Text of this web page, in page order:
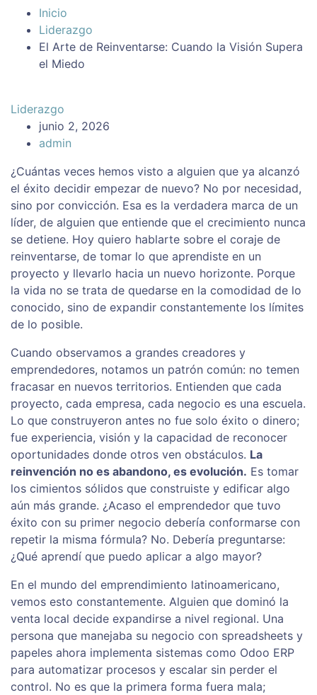
Inicio
Liderazgo
El Arte de Reinventarse: Cuando la Visión Supera
el Miedo
Liderazgo
junio 2, 2026
admin
¿Cuántas veces hemos visto a alguien que ya alcanzó
el éxito decidir empezar de nuevo? No por necesidad,
sino por convicción. Esa es la verdadera marca de un
líder, de alguien que entiende que el crecimiento nunca
se detiene. Hoy quiero hablarte sobre el coraje de
reinventarse, de tomar lo que aprendiste en un
proyecto y llevarlo hacia un nuevo horizonte. Porque
la vida no se trata de quedarse en la comodidad de lo
conocido, sino de expandir constantemente los límites
de lo posible.
Cuando observamos a grandes creadores y
emprendedores, notamos un patrón común: no temen
fracasar en nuevos territorios. Entienden que cada
proyecto, cada empresa, cada negocio es una escuela.
Lo que construyeron antes no fue solo éxito o dinero;
fue experiencia, visión y la capacidad de reconocer
oportunidades donde otros ven obstáculos. La
reinvención no es abandono, es evolución. Es tomar
los cimientos sólidos que construiste y edificar algo
aún más grande. ¿Acaso el emprendedor que tuvo
éxito con su primer negocio debería conformarse con
repetir la misma fórmula? No. Debería preguntarse:
¿Qué aprendí que puedo aplicar a algo mayor?
En el mundo del emprendimiento latinoamericano,
vemos esto constantemente. Alguien que dominó la
venta local decide expandirse a nivel regional. Una
persona que manejaba su negocio con spreadsheets y
papeles ahora implementa sistemas como Odoo ERP
para automatizar procesos y escalar sin perder el
control. No es que la primera forma fuera mala;